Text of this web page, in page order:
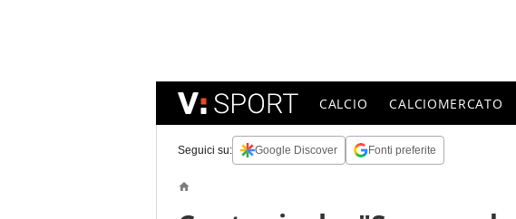
CALCIO CALCIOMERCATO
Seguici su: Google Discover Fonti preferite